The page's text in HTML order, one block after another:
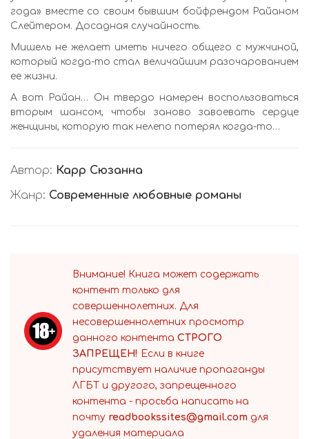
года» вместе со своим бывшим бойфрендом Райаном
Слейтером. Досадная случайность.
Мишель не желает иметь ничего общего с мужчиной,
который когда-то стал величайшим разочарованием
ее жизни.
А вот Райан… Он твердо намерен воспользоваться
вторым шансом, чтобы заново завоевать сердце
женщины, которую так нелепо потерял когда-то…
Автор: Карр Сюзанна
Жанр: Современные любовные романы
Внимание! Книга может содержать
контент только для
совершеннолетних. Для
несовершеннолетних просмотр
данного контента СТРОГО
ЗАПРЕЩЕН! Если в книге
присутствует наличие пропаганды
ЛГБТ и другого, запрещенного
контента - просьба написать на
почту readbookssites@gmail.com для
удаления материала